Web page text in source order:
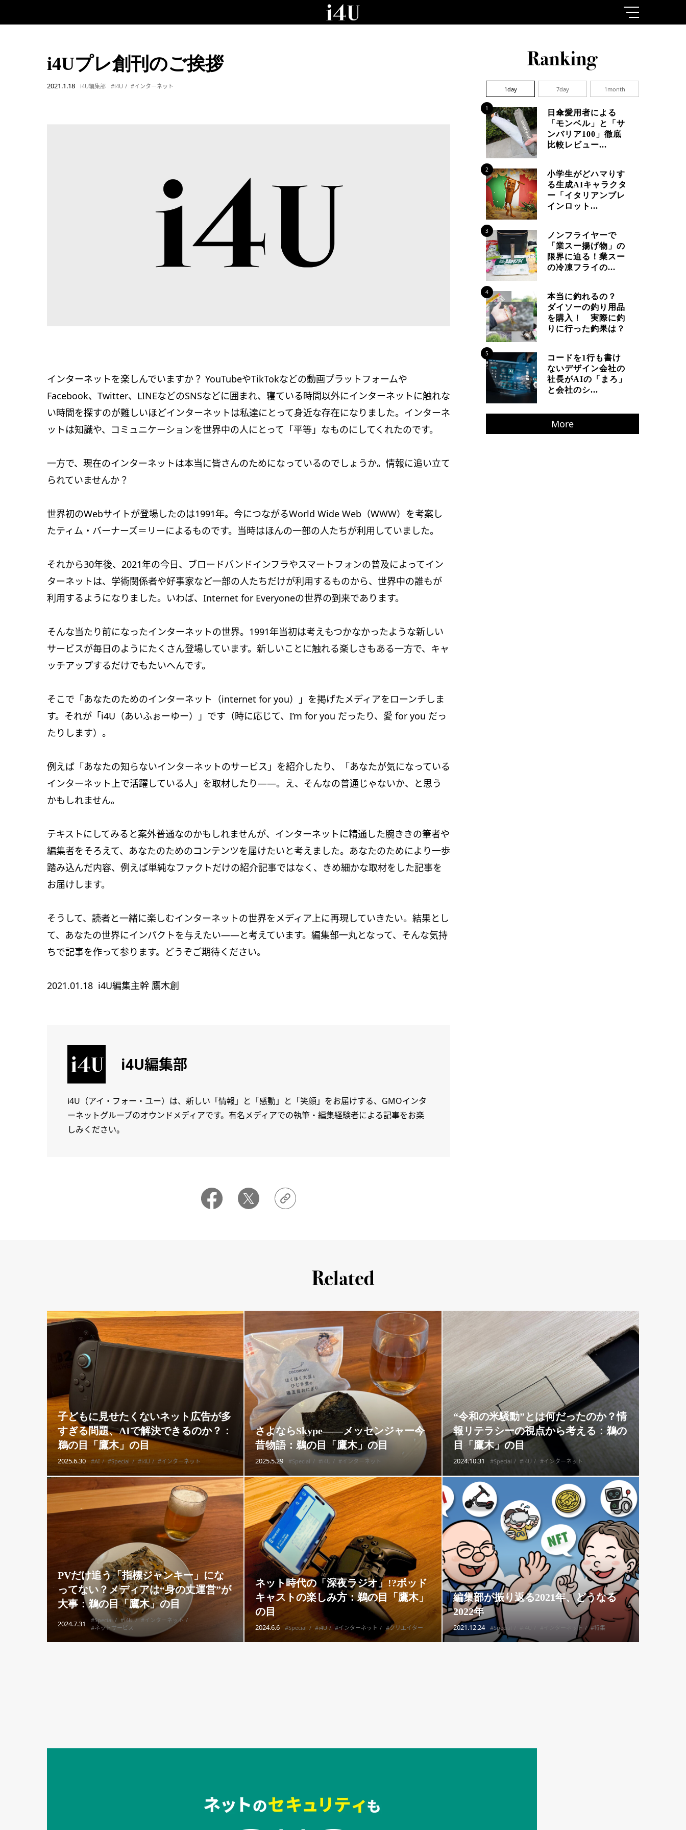
i4Uプレ創刊のご挨拶
2021.1.18 i4U編集部 #i4U #インターネット
インターネットを楽しんでいますか？ YouTubeやTikTokなどの動画プラットフォームや
Facebook、Twitter、LINEなどのSNSなどに囲まれ、寝ている時間以外にインターネットに触れな
い時間を探すのが難しいほどインターネットは私達にとって身近な存在になりました。インターネ
ットは知識や、コミュニケーションを世界中の人にとって「平等」なものにしてくれたのです。
一方で、現在のインターネットは本当に皆さんのためになっているのでしょうか。情報に追い立て
られていませんか？
世界初のWebサイトが登場したのは1991年。今につながるWorld Wide Web（WWW）を考案し
たティム・バーナーズ＝リーによるものです。当時はほんの一部の人たちが利用していました。
それから30年後、2021年の今日、ブロードバンドインフラやスマートフォンの普及によってイン
ターネットは、学術関係者や好事家など一部の人たちだけが利用するものから、世界中の誰もが
利用するようになりました。いわば、Internet for Everyoneの世界の到来であります。
そんな当たり前になったインターネットの世界。1991年当初は考えもつかなかったような新しい
サービスが毎日のようにたくさん登場しています。新しいことに触れる楽しさもある一方で、キャ
ッチアップするだけでもたいへんです。
そこで「あなたのためのインターネット（internet for you）」を掲げたメディアをローンチしま
す。それが「i4U（あいふぉーゆー）」です（時に応じて、I’m for you だったり、愛 for you だっ
たりします）。
例えば「あなたの知らないインターネットのサービス」を紹介したり、「あなたが気になっている
インターネット上で活躍している人」を取材したり——。え、そんなの普通じゃないか、と思う
かもしれません。
テキストにしてみると案外普通なのかもしれませんが、インターネットに精通した腕ききの筆者や
編集者をそろえて、あなたのためのコンテンツを届けたいと考えました。あなたのためにより一歩
踏み込んだ内容、例えば単純なファクトだけの紹介記事ではなく、きめ細かな取材をした記事を
お届けします。
そうして、読者と一緒に楽しむインターネットの世界をメディア上に再現していきたい。結果とし
て、あなたの世界にインパクトを与えたい——と考えています。編集部一丸となって、そんな気持
ちで記事を作って参ります。どうぞご期待ください。
2021.01.18 i4U編集主幹 鷹木創
i4U編集部
i4U（アイ・フォー・ユー）は、新しい「情報」と「感動」と「笑顔」をお届けする、GMOインタ
ーネットグループのオウンドメディアです。有名メディアでの執筆・編集経験者による記事をお楽
しみください。
1day 7day 1month
1
日傘愛用者による
「モンベル」と「サ
ンバリア100」徹底
比較レビュー...
2
小学生がどハマりす
る生成AIキャラクタ
ー「イタリアンブレ
インロット...
3
ノンフライヤーで
「業スー揚げ物」の
限界に迫る！業スー
の冷凍フライの...
4
本当に釣れるの？
ダイソーの釣り用品
を購入！ 実際に釣
りに行った釣果は？
5
コードを1行も書け
ないデザイン会社の
社長がAIの「まろ」
と会社のシ...
More
子どもに見せたくないネット広告が多
すぎる問題、AIで解決できるのか？：
鵜の目「鷹木」の目
2025.6.30 #AI #Special #i4U #インターネット
さよならSkype——メッセンジャー今
昔物語：鵜の目「鷹木」の目
2025.5.29 #Special #i4U #インターネット
“令和の米騒動”とは何だったのか？情
報リテラシーの視点から考える：鵜の
目「鷹木」の目
2024.10.31 #Special #i4U #インターネット
PVだけ追う「指標ジャンキー」にな
ってない？メディアは“身の丈運営”が
大事：鵜の目「鷹木」の目
2024.7.31 #Special #i4U
#インターネット
#ネットサービス
ネット時代の「深夜ラジオ」!?ポッド
キャストの楽しみ方：鵜の目「鷹木」
の目
2024.6.6 #Special #i4U #インターネット #クリエイター
編集部が振り返る2021年、どうなる
2022年
2021.12.24 #Special #インターネット #特集
セキュリティキャンペーンでのバナー